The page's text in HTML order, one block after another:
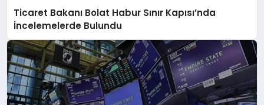
Ticaret Bakanı Bolat Habur Sınır Kapısı’nda
İncelemelerde Bulundu